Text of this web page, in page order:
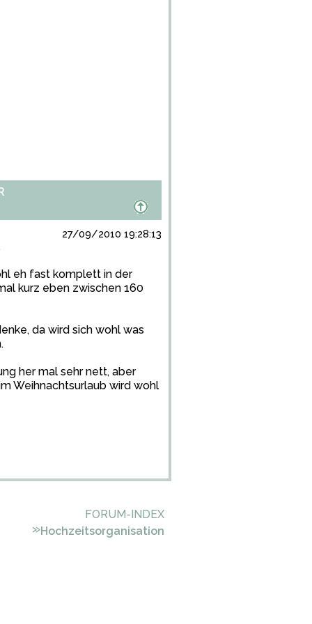
27/09/2010 19:28:13
eh fast komplett in der
kurz eben zwischen 160
da wird sich wohl was
her mal sehr nett, aber
Weihnachtsurlaub wird wohl
FORUM-INDEX
»Hochzeitsorganisation